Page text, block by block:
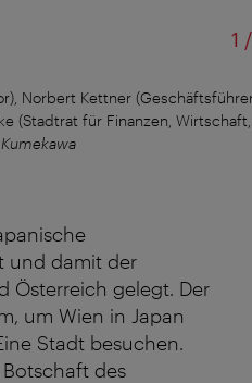
1 /
Norbert Kettner
(Stadtrat für Finanzen, Wirtschaft,
und damit der
Österreich gelegt. Der
um Wien in Japan
Stadt besuchen.
des